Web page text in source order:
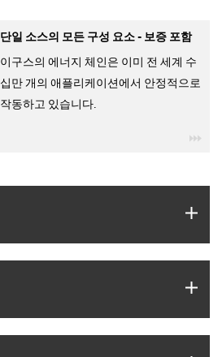
단일 소스의 모든 구성 요소 - 보증 포함
이구스의 에너지 체인은 이미 전 세계 수
십만 개의 애플리케이션에서 안정적으로
작동하고 있습니다.